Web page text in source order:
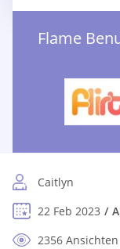
Flame
Caitlyn
22 Feb 2023
2356 Ansichten